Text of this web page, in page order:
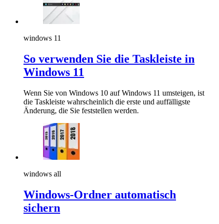
windows 11
So verwenden Sie die Taskleiste in
Windows 11
Wenn Sie von Windows 10 auf Windows 11 umsteigen, ist
die Taskleiste wahrscheinlich die erste und auffälligste
Änderung, die Sie feststellen werden.
windows all
Windows-Ordner automatisch
sichern